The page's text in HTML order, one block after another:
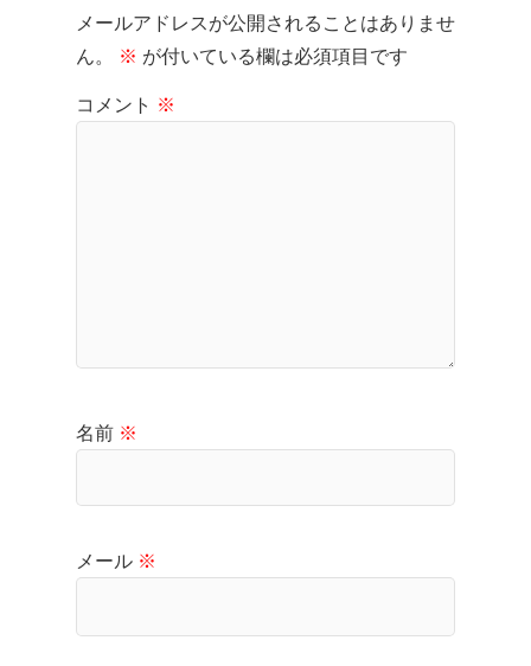
メールアドレスが公開されることはありませ
ん。
※ が付いている欄は必須項目です
コメント ※
名前 ※
メール ※